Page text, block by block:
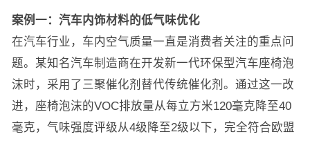
案例一：汽车内饰材料的低气味优化
在汽车行业，车内空气质量一直是消费者关注的重点问
题。某知名汽车制造商在开发新一代环保型汽车座椅泡
沫时，采用了三聚催化剂替代传统催化剂。通过这一改
进，座椅泡沫的VOC排放量从每立方米120毫克降至40
毫克，气味强度评级从4级降至2级以下，完全符合欧盟